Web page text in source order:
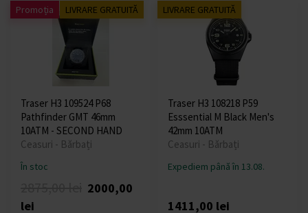
Promoția LIVRARE GRATUITĂ
Traser H3 109524 P68
Pathfinder GMT 46mm
10ATM - SECOND HAND
Ceasuri - Bărbați
În stoc
2000,00
lei
LIVRARE GRATUITĂ
Traser H3 108218 P59
Esssential M Black Men's
42mm 10ATM
Ceasuri - Bărbați
Expediem până în 13.08.
1411,00 lei